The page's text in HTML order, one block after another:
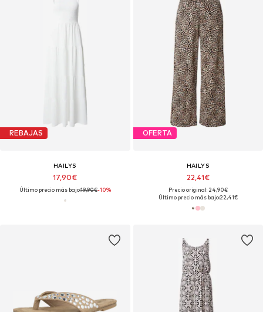
REBAJAS
HAILYS
17,90€
Último precio más bajo:19,90€-10%
OFERTA
HAILYS
22,41€
Precio original: 24,90€
Último precio más bajo:22,41€